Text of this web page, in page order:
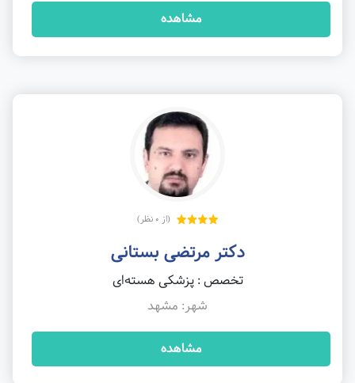
مشاهده
(از 0 نظر)
دکتر مرتضی بستانی
تخصص : پزشکی هسته‌ای
شهر: مشهد
مشاهده